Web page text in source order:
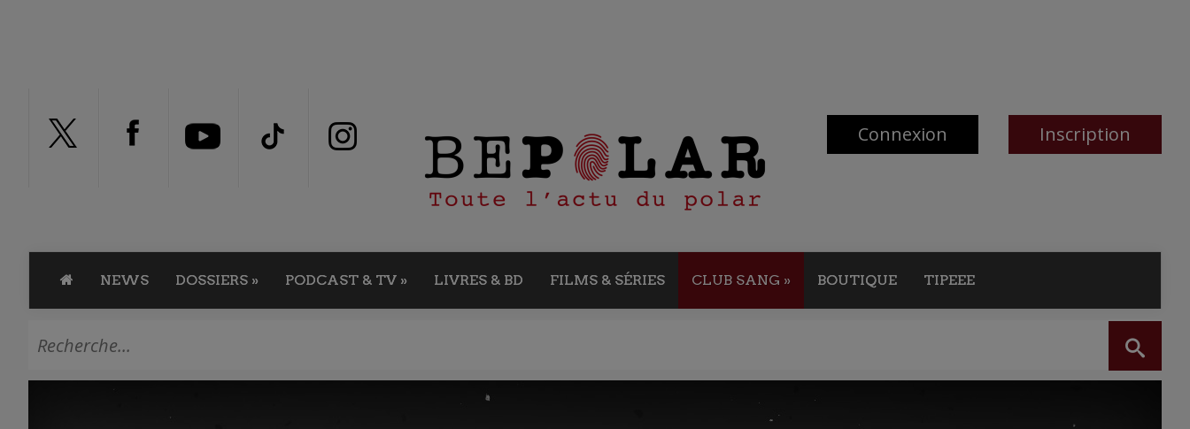
Connexion Inscription
NEWS DOSSIERS » PODCAST & TV » LIVRES & BD FILMS & SÉRIES CLUB SANG » BOUTIQUE TIPEEE